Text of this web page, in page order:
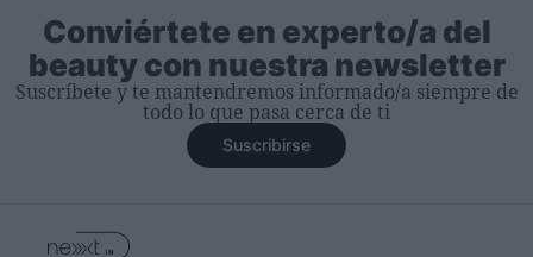
Conviértete en experto/a del
beauty con nuestra newsletter
Suscríbete y te mantendremos informado/a siempre de
todo lo que pasa cerca de ti
Suscribirse